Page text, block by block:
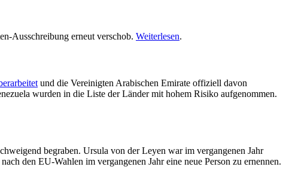
Ausschreibung erneut verschob. Weiterlesen.
und die Vereinigten Arabischen Emirate offiziell davon
wurden in die Liste der Länder mit hohem Risiko aufgenommen.
begraben. Ursula von der Leyen war im vergangenen Jahr
den EU-Wahlen im vergangenen Jahr eine neue Person zu ernennen.